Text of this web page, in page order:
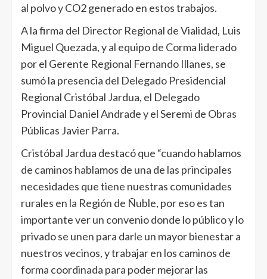
al polvo y CO2 generado en estos trabajos.
A la firma del Director Regional de Vialidad, Luis
Miguel Quezada, y al equipo de Corma liderado
por el Gerente Regional Fernando Illanes, se
sumó la presencia del Delegado Presidencial
Regional Cristóbal Jardua, el Delegado
Provincial Daniel Andrade y el Seremi de Obras
Públicas Javier Parra.
Cristóbal Jardua destacó que “cuando hablamos
de caminos hablamos de una de las principales
necesidades que tiene nuestras comunidades
rurales en la Región de Ñuble, por eso es tan
importante ver un convenio donde lo público y lo
privado se unen para darle un mayor bienestar a
nuestros vecinos, y trabajar en los caminos de
forma coordinada para poder mejorar las